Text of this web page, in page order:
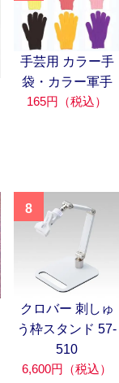
手芸用 カラー手
袋・カラー軍手
165円（税込）
8
クロバー 刺しゅ
う枠スタンド 57-
510
6,600円（税込）